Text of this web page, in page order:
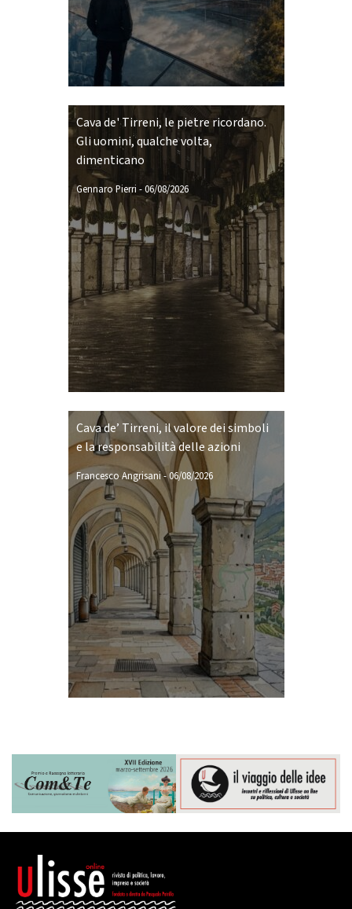
Cava de' Tirreni, le pietre ricordano.
Gli uomini, qualche volta,
dimenticano
Gennaro Pierri -06/08/2026
Cava de’ Tirreni, il valore dei simboli
e la responsabilità delle azioni
Francesco Angrisani-06/08/2026